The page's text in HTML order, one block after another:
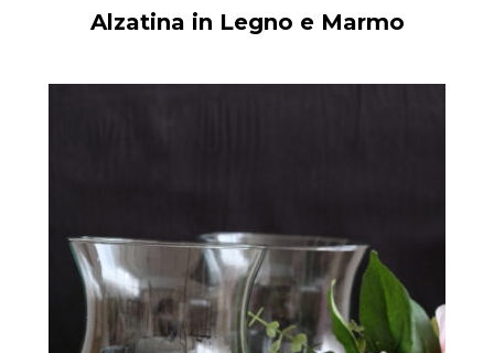
Alzatina in Legno e Marmo